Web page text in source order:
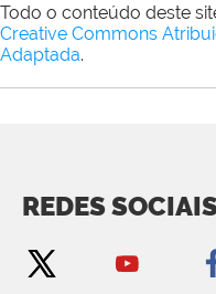
Todo o conteúdo deste
Creative Commons
Adaptada.
REDES